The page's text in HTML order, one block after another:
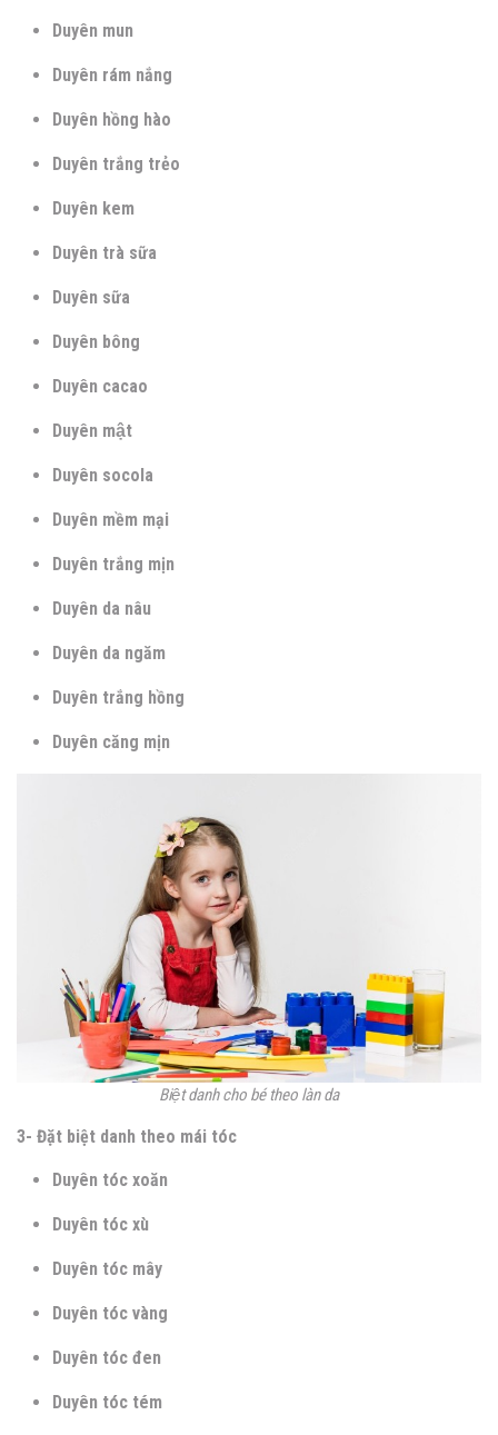
Duyên mun
Duyên rám nắng
Duyên hồng hào
Duyên trắng trẻo
Duyên kem
Duyên trà sữa
Duyên sữa
Duyên bông
Duyên cacao
Duyên mật
Duyên socola
Duyên mềm mại
Duyên trắng mịn
Duyên da nâu
Duyên da ngăm
Duyên trắng hồng
Duyên căng mịn
Biệt danh cho bé theo làn da
3- Đặt biệt danh theo mái tóc
Duyên tóc xoăn
Duyên tóc xù
Duyên tóc mây
Duyên tóc vàng
Duyên tóc đen
Duyên tóc tém